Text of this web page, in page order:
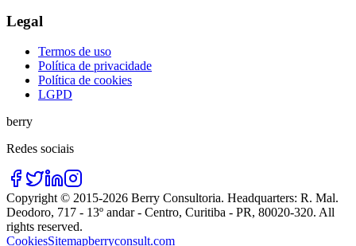
Legal
Termos de uso
Política de privacidade
Política de cookies
LGPD
berry
Redes sociais
Copyright © 2015-2026 Berry Consultoria. Headquarters: R. Mal.
Deodoro, 717 - 13º andar - Centro, Curitiba - PR, 80020-320. All
rights reserved.
CookiesSitemapberryconsult.com